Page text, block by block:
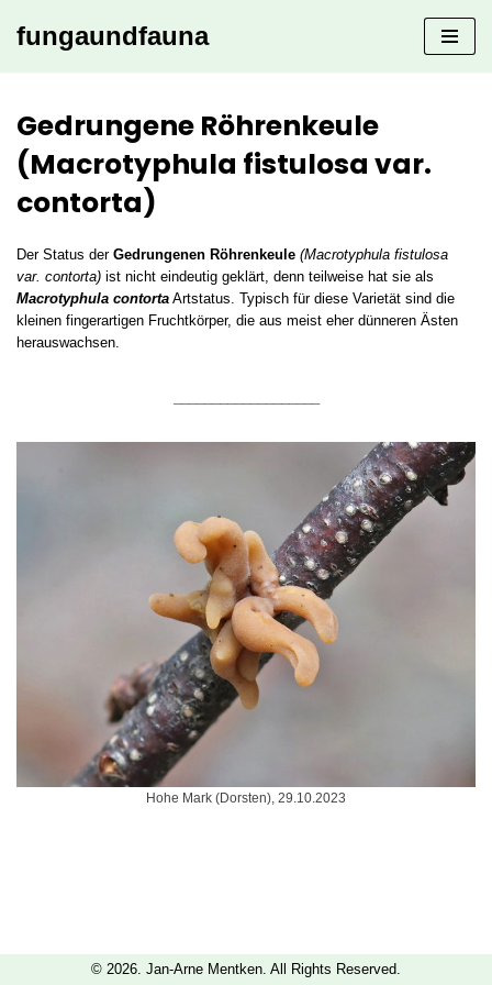
fungaundfauna
Gedrungene Röhrenkeule
(Macrotyphula fistulosa var.
contorta)
Der Status der Gedrungenen Röhrenkeule (Macrotyphula fistulosa
var. contorta) ist nicht eindeutig geklärt, denn teilweise hat sie als
Macrotyphula contorta Artstatus. Typisch für diese Varietät sind die
kleinen fingerartigen Fruchtkörper, die aus meist eher dünneren Ästen
herauswachsen.
Hohe Mark (Dorsten), 29.10.2023
© 2026. Jan-Arne Mentken. All Rights Reserved.